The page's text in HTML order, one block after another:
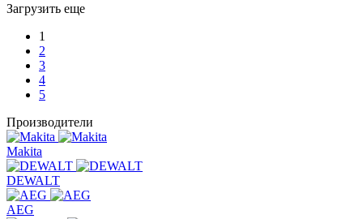
Загрузить еще
1
2
3
4
5
Производители
Makita
DEWALT
AEG